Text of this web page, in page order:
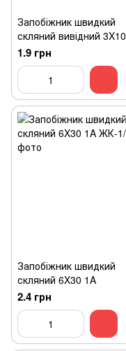
Запобіжник швидкий
скляний вивідний 3X10
500mA, 0,5 А
1.9 грн
Запобіжник швидкий
скляний 6X30 1A
2.4 грн